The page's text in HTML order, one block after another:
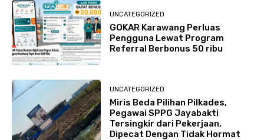
UNCATEGORIZED
GOKAR Karawang Perluas
Pengguna Lewat Program
Referral Berbonus 50 ribu
UNCATEGORIZED
Miris Beda Pilihan Pilkades,
Pegawai SPPG Jayabakti
Tersingkir dari Pekerjaan,
Dipecat Dengan Tidak Hormat